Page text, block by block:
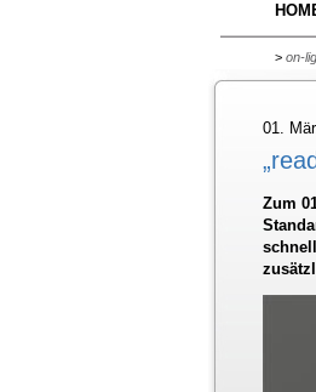
> on-
01.
Zum